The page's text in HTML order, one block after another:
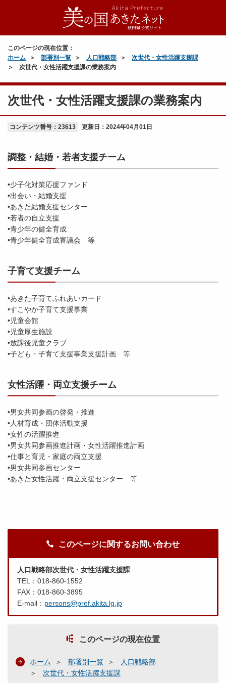
このページの現在位置：
ホーム
部署別一覧 人口戦略部
次世代・女性活躍支援課
次世代・女性活躍支援課の業務案内
次世代・女性活躍支援課の業務案内
コンテンツ番号：23613 更新日： 2024年04月01日
調整・結婚・若者支援チーム
•少子化対策応援ファンド
•出会い・結婚支援
•あきた結婚支援センター
•若者の自立支援
•青少年の健全育成
•青少年健全育成審議会 等
子育て支援チーム
•あきた子育てふれあいカード
•すこやか子育て支援事業
•児童会館
•児童厚生施設
•放課後児童クラブ
•子ども・子育て支援事業支援計画 等
女性活躍・両立支援チーム
•男女共同参画の啓発・推進
•人材育成・団体活動支援
•女性の活躍推進
•男女共同参画推進計画・女性活躍推進計画
•仕事と育児・家庭の両立支援
•男女共同参画センター
•あきた女性活躍・両立支援センター 等
このページに関するお問い合わせ
人口戦略部次世代・女性活躍支援課
TEL：018-860-1552
FAX：018-860-3895
E-mail： persons@pref.akita.lg.jp
このページの現在位置
ホーム 部署別一覧
人口戦略部
次世代・女性活躍支援課